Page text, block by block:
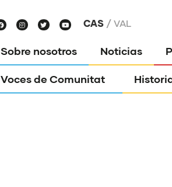
CAS VAL
Sobre nosotros Noticias
Voces de Comunitat